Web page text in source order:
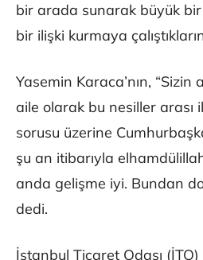
bir arada sunarak büyük bir
bir ilişki kurmaya
Yasemin Karaca’nın,
aile olarak bu nesiller arası
sorusu üzerine
şu an itibarıyla
anda gelişme iyi. Bundan
dedi.
İstanbul Ticaret Odası